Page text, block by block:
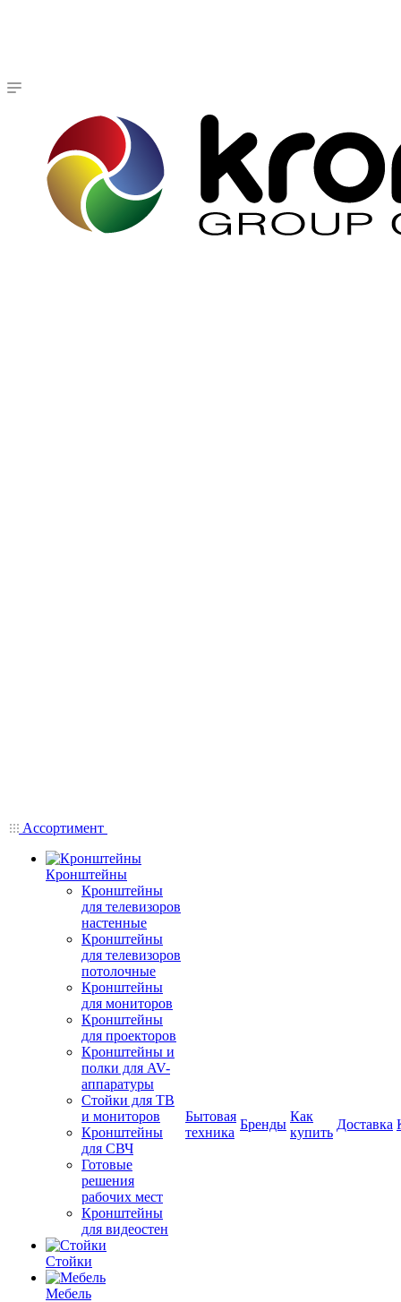
Ассортимент
Кронштейны
Кронштейны
для телевизоров
настенные
Кронштейны
для телевизоров
потолочные
Кронштейны
для мониторов
Кронштейны
для проекторов
Кронштейны и
полки для AV-
аппаратуры
Стойки для ТВ
и мониторов
Кронштейны
для СВЧ
Готовые
решения
рабочих мест
Кронштейны
для видеостен
Стойки
Мебель
Бытовая
техника
Бренды
Как
купить
Доставка